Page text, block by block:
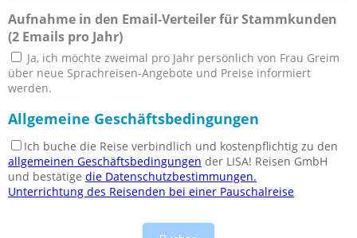
Aufnahme in den Email-Verteiler für Stammkunden
(2 Emails pro Jahr)
Ja, ich möchte zweimal pro Jahr persönlich von Frau Greim
über neue Sprachreisen-Angebote und Preise informiert
werden.
Allgemeine Geschäftsbedingungen
Ich buche die Reise verbindlich und kostenpflichtig zu den
allgemeinen Geschäftsbedingungen der LISA! Reisen GmbH
und bestätige die Datenschutzbestimmungen.
Unterrichtung des Reisenden bei einer Pauschalreise